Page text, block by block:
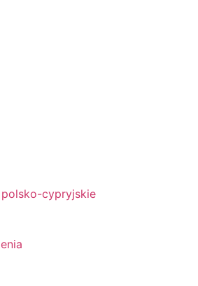
cypryjskie